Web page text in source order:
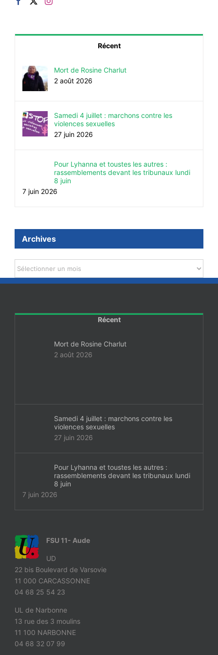
Récent
Mort de Rosine Charlut
2 août 2026
Samedi 4 juillet : marchons contre les
violences sexuelles
27 juin 2026
Pour Lyhanna et toustes les autres :
rassemblements devant les tribunaux lundi
8 juin
7 juin 2026
Archives
Archives
Récent
Mort de Rosine Charlut
2 août 2026
Samedi 4 juillet : marchons contre les
violences sexuelles
27 juin 2026
Pour Lyhanna et toustes les autres :
rassemblements devant les tribunaux lundi
8 juin
7 juin 2026
FSU 11- Aude
UD
22 bis Boulevard de Varsovie
11 000 CARCASSONNE
04 68 25 54 23
UL de Narbonne
13 rue des 3 moulins
11 100 NARBONNE
04 68 32 07 99